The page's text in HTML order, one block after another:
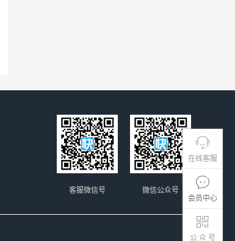
在线客服
会员中心
公 众 号
微信公众号
客服微信号